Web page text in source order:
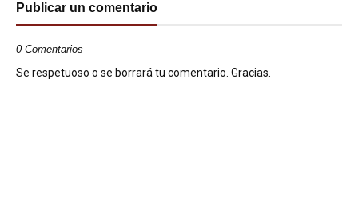
Publicar un comentario
0 Comentarios
Se respetuoso o se borrará tu comentario. Gracias.